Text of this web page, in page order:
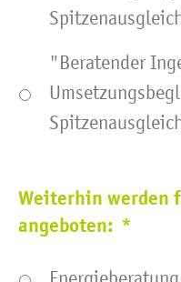
"Beratender
Weiterhin werden
angeboten: *